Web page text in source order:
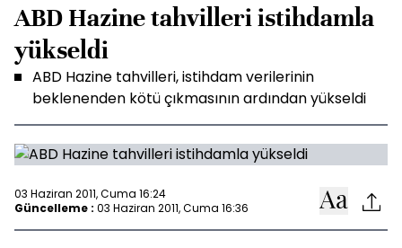
ABD Hazine tahvilleri istihdamla
yükseldi
ABD Hazine tahvilleri, istihdam verilerinin
beklenenden kötü çıkmasının ardından yükseldi
03 Haziran 2011, Cuma 16:24
Güncelleme : 03 Haziran 2011, Cuma 16:36